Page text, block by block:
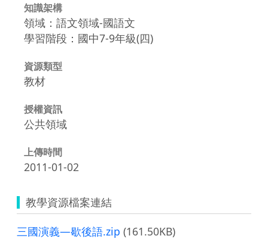
知識架構
領域：語文領域-國語文
學習階段：國中7-9年級(四)
資源類型
教材
授權資訊
公共領域
上傳時間
2011-01-02
教學資源檔案連結
三國演義—歇後語.zip (161.50KB)